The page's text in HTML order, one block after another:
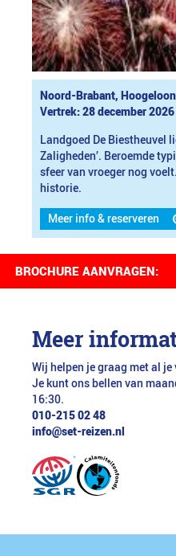
Noord-Brabant, Hoogeloon
Vertrek: 28 december 2026
Landgoed De Biestheuvel
Zaligheden’. Beroemde
sfeer van vroeger nog
historie.
Meer info & reserveren
BROCHURE AANVRAGEN:
Meer
Wij helpen je graag met al je
Je kunt ons bellen van
16:30.
010-215 02 48
info@set-reizen.nl